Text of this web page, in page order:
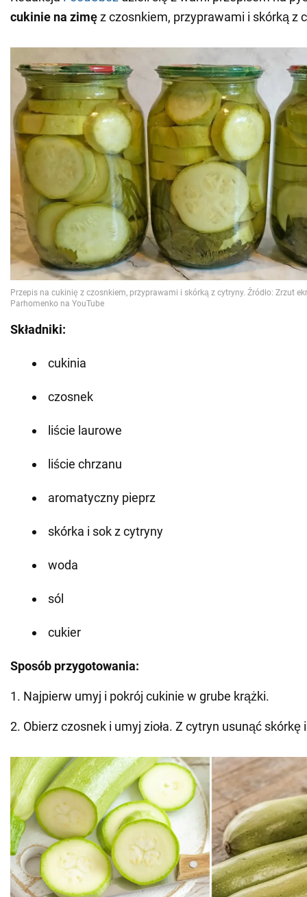
cukinie na zimęz czosnkiem, przyprawami i skórką z
Składniki:
cukinia
czosnek
liście laurowe
liście chrzanu
aromatyczny pieprz
skórka i sok z cytryny
woda
sól
cukier
Sposób przygotowania:
1. Najpierw umyj i pokrój cukinie w grube krążki.
2. Obierz czosnek i umyj zioła. Z cytryn usunąć skórkę